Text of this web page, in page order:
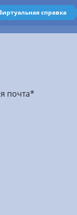
справка
почта*